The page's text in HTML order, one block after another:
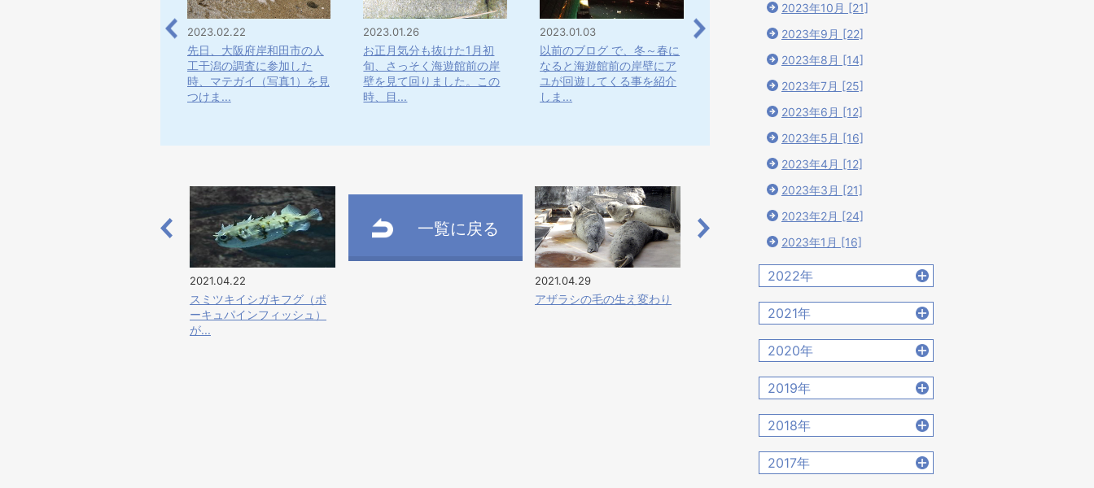
2023.02.22
先日、大阪府岸和田市の人
工干潟の調査に参加した
時、マテガイ（写真1）を見
つけま...
2023.01.26
お正月気分も抜けた1月初
旬、さっそく海遊館前の岸
壁を見て回りました。この
時、目...
2023.01.03
以前のブログ で、冬～春に
なると海遊館前の岸壁にア
ユが回遊してくる事を紹介
しま...
2022.11.28
は、ヤマトシジミやマシジ
ミ、セタシジミなどです
2021.04.22
スミツキイシガキフグ（ポ
ーキュパインフィッシュ）
が...
2021.04.29
アザラシの毛の生え変わり
一覧に戻る
2023年10月 [21]
2023年9月 [22]
2023年8月 [14]
2023年7月 [25]
2023年6月 [12]
2023年5月 [16]
2023年4月 [12]
2023年3月 [21]
2023年2月 [24]
2023年1月 [16]
2022年
2022年12月 [15]
2022年10月 [16]
2022年9月 [12]
2022年7月 [19]
2022年6月 [17]
2021年
2021年12月 [18]
2021年10月 [17]
2021年9月 [14]
2021年7月 [22]
2020年
2020年12月 [21]
2020年10月 [21]
2020年9月 [16]
2019年
2019年12月 [14]
2019年10月 [12]
2018年
2018年12月 [20]
2017年